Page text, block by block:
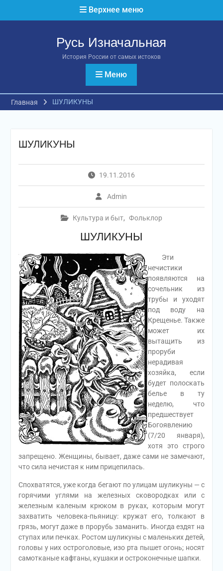
Верхнее меню
Русь Изначальная
История России от самых истоков
Меню
Главная ШУЛИКУНЫ
ШУЛИКУНЫ
19.11.2016
Admin
Культура и быт, Фольклор
ШУЛИКУНЫ
Эти
нечистики
появляются на
сочельник из
трубы и уходят
под воду на
Крещенье. Также
может их
вытащить из
проруби
нерадивая
хозяйка, если
будет полоскать
белье в ту
неделю, что
предшествует
Богоявлению
(7/20 января),
хотя это строго
запрещено. Женщины, бывает, даже сами не замечают,
что сила нечистая к ним прицепилась.
Спохватятся, уже когда бегают по улицам шуликуны — с
горячими углями на железных сковородках или с
железным каленым крюком в руках, которым могут
захватить человека-пьяницу: кружат его, толкают в
грязь, могут даже в прорубь заманить. Иногда ездят на
ступах или печках. Ростом шуликуны с маленьких детей,
головы у них остроголовые, изо рта пышет огонь; носят
самотканые кафтаны, кушаки и остроконечные шапки.